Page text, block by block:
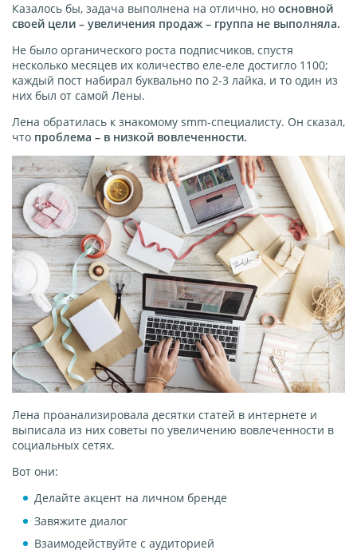
Казалось бы, задача выполнена на отлично, но основной
своей цели – увеличения продаж – группа не выполняла.
Не было органического роста подписчиков, спустя
несколько месяцев их количество еле-еле достигло 1100;
каждый пост набирал буквально по 2-3 лайка, и то один из
них был от самой Лены.
Лена обратилась к знакомому smm-специалисту. Он сказал,
что проблема – в низкой вовлеченности.
Лена проанализировала десятки статей в интернете и
выписала из них советы по увеличению вовлеченности в
социальных сетях.
Вот они:
Делайте акцент на личном бренде
Завяжите диалог
Взаимодействуйте с аудиторией